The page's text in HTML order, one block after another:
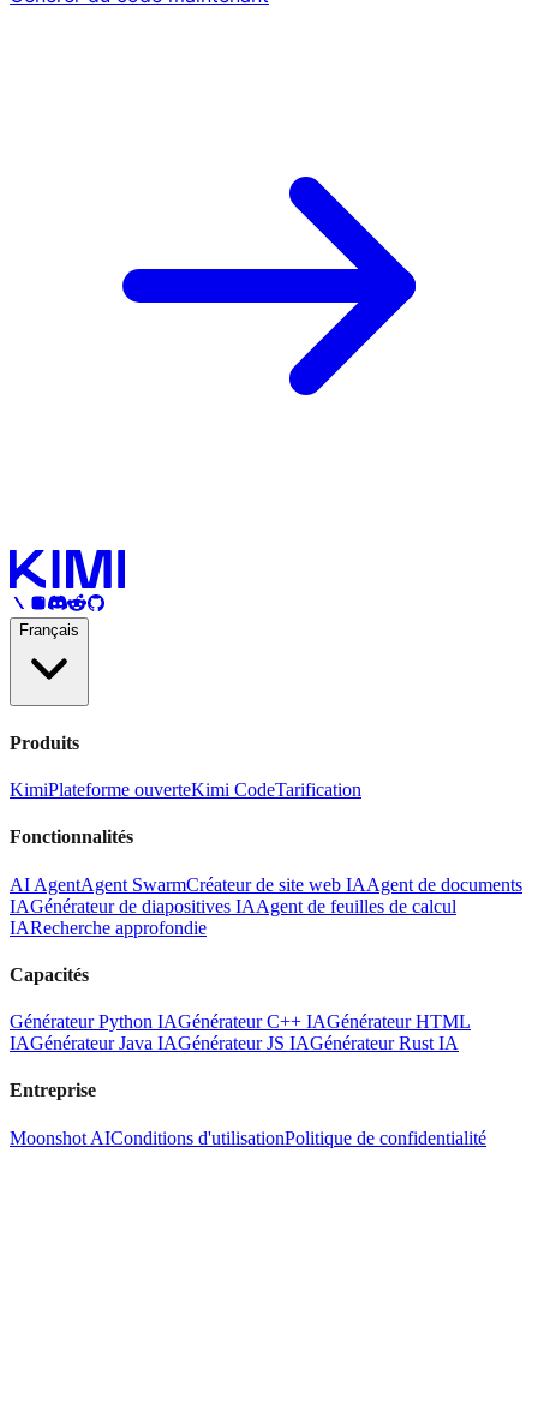
Français
Produits
KimiPlateforme ouverteKimi CodeTarification
Fonctionnalités
AI AgentAgent SwarmCréateur de site web IAAgent de documents
IAGénérateur de diapositives IAAgent de feuilles de calcul
IARecherche approfondie
Capacités
Générateur Python IAGénérateur C++ IAGénérateur HTML
IAGénérateur Java IAGénérateur JS IAGénérateur Rust IA
Entreprise
Moonshot AIConditions d'utilisationPolitique de confidentialité